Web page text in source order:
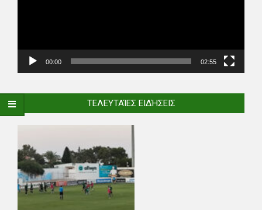
00:00 02:55
ΤΕΛΕΥΤΑΊΕΣ ΕΙΔΉΣΕΙΣ